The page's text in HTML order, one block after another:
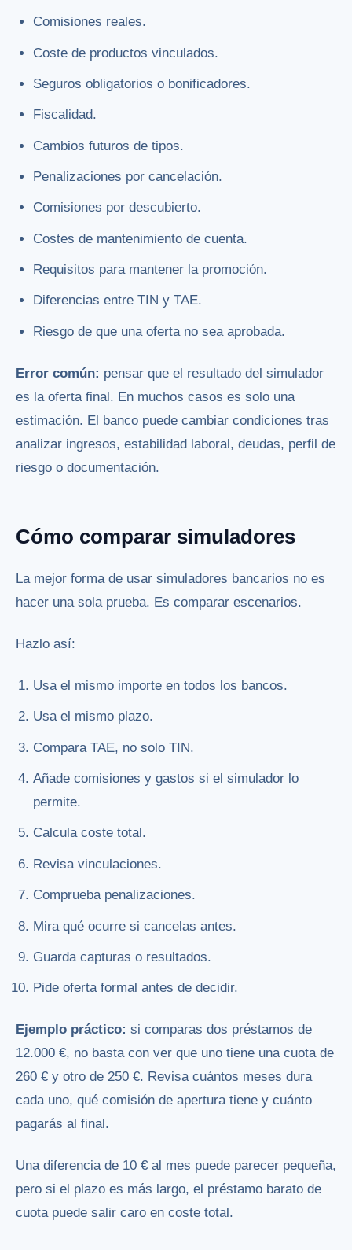
Comisiones reales.
Coste de productos vinculados.
Seguros obligatorios o bonificadores.
Fiscalidad.
Cambios futuros de tipos.
Penalizaciones por cancelación.
Comisiones por descubierto.
Costes de mantenimiento de cuenta.
Requisitos para mantener la promoción.
Diferencias entre TIN y TAE.
Riesgo de que una oferta no sea aprobada.
Error común: pensar que el resultado del simulador
es la oferta final. En muchos casos es solo una
estimación. El banco puede cambiar condiciones tras
analizar ingresos, estabilidad laboral, deudas, perfil de
riesgo o documentación.
Cómo comparar simuladores
La mejor forma de usar simuladores bancarios no es
hacer una sola prueba. Es comparar escenarios.
Hazlo así:
Usa el mismo importe en todos los bancos.
Usa el mismo plazo.
Compara TAE, no solo TIN.
Añade comisiones y gastos si el simulador lo
permite.
Calcula coste total.
Revisa vinculaciones.
Comprueba penalizaciones.
Mira qué ocurre si cancelas antes.
Guarda capturas o resultados.
Pide oferta formal antes de decidir.
Ejemplo práctico: si comparas dos préstamos de
12.000 €, no basta con ver que uno tiene una cuota de
260 € y otro de 250 €. Revisa cuántos meses dura
cada uno, qué comisión de apertura tiene y cuánto
pagarás al final.
Una diferencia de 10 € al mes puede parecer pequeña,
pero si el plazo es más largo, el préstamo barato de
cuota puede salir caro en coste total.